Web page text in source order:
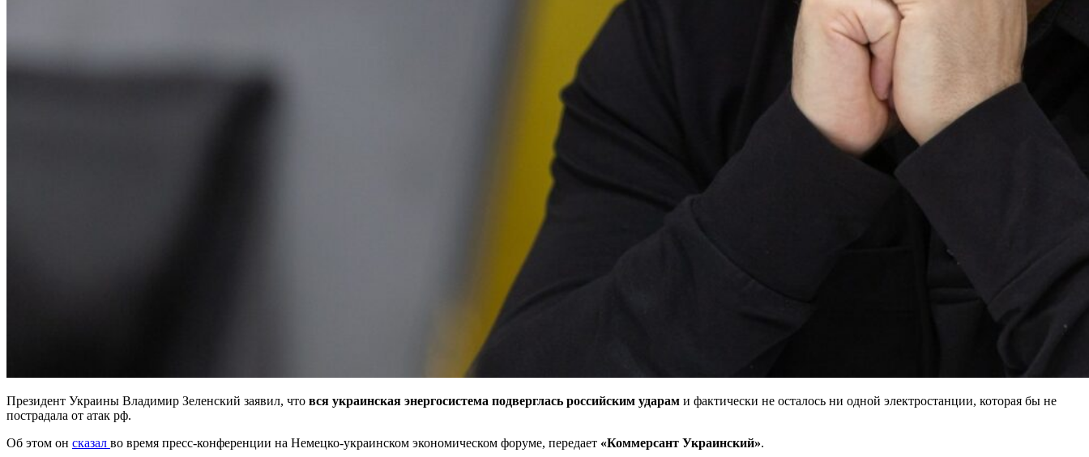
Президент Украины Владимир Зеленский заявил, что вся украинская энергосистема подверглась российским ударам и фактически не осталось ни одной электростанции, которая бы не
пострадала от атак рф.
Об этом он сказал во время пресс-конференции на Немецко-украинском экономическом форуме, передает «Коммерсант Украинский».